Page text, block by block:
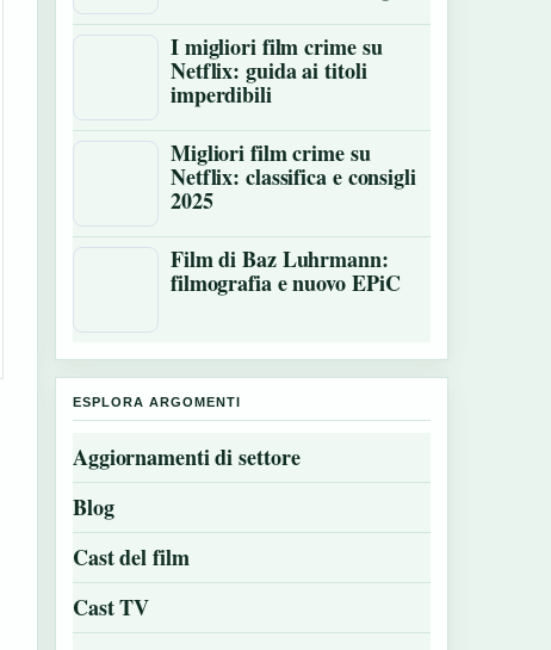
I migliori film crime su
Netflix: guida ai titoli
imperdibili
Migliori film crime su
Netflix: classifica e consigli
2025
Film di Baz Luhrmann:
filmografia e nuovo EPiC
ESPLORA ARGOMENTI
Aggiornamenti di settore
Blog
Cast del film
Cast TV